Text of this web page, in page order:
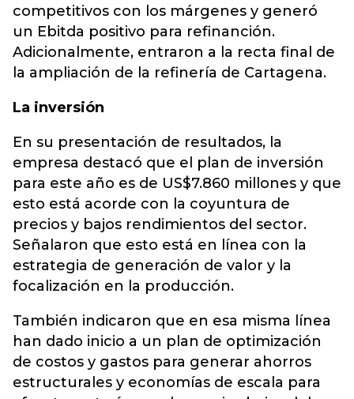
competitivos con los márgenes y generó
un Ebitda positivo para refinanción.
Adicionalmente, entraron a la recta final de
la ampliación de la refinería de Cartagena.
La inversión
En su presentación de resultados, la
empresa destacó que el plan de inversión
para este año es de US$7.860 millones y que
esto está acorde con la coyuntura de
precios y bajos rendimientos del sector.
Señalaron que esto está en línea con la
estrategia de generación de valor y la
focalización en la producción.
También indicaron que en esa misma línea
han dado inicio a un plan de optimización
de costos y gastos para generar ahorros
estructurales y economías de escala para